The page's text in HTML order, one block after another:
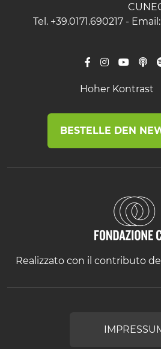
Tel. +39.0171.690217 - Email:
Hoher Kontrast
BESTELLE DEN
Realizzato con il contributo